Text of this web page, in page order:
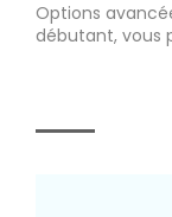
Options
débutant, vous